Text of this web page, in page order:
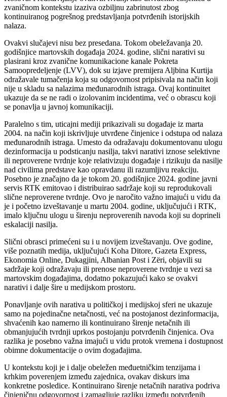
zvaničnom kontekstu izaziva ozbiljnu zabrinutost zbog
kontinuiranog pogrešnog predstavljanja potvrđenih istorijskih
nalaza.
Ovakvi slučajevi nisu bez presedana. Tokom obeležavanja 20.
godišnjice martovskih događaja 2024. godine, slični narativi su
plasirani kroz zvanične komunikacione kanale Pokreta
Samoopredeljenje (LVV), dok su izjave premijera Aljbina Kurtija
odražavale tumačenja koja su odgovornost pripisivala na način koji
nije u skladu sa nalazima međunarodnih istraga. Ovaj kontinuitet
ukazuje da se ne radi o izolovanim incidentima, već o obrascu koji
se ponavlja u javnoj komunikaciji.
Paralelno s tim, uticajni mediji prikazivali su događaje iz marta
2004. na način koji iskrivljuje utvrđene činjenice i odstupa od nalaza
međunarodnih istraga. Umesto da odražavaju dokumentovanu ulogu
dezinformacija u podsticanju nasilja, takvi narativi iznose selektivne
ili neproverene tvrdnje koje relativizuju događaje i rizikuju da nasilje
nad civilima predstave kao opravdanu ili razumljivu reakciju.
Posebno je značajno da je tokom 20. godišnjice 2024. godine javni
servis RTK emitovao i distribuirao sadržaje koji su reprodukovali
slične neproverene tvrdnje. Ovo je naročito važno imajući u vidu da
je i početno izveštavanje u martu 2004. godine, uključujući i RTK,
imalo ključnu ulogu u širenju neproverenih navoda koji su doprineli
eskalaciji nasilja.
Slični obrasci primećeni su i u novijem izveštavanju. Ove godine,
više poznatih medija, uključujući Koha Ditore, Gazeta Express,
Ekonomia Online, Dukagjini, Albanian Post i Zëri, objavili su
sadržaje koji odražavaju ili prenose neproverene tvrdnje u vezi sa
martovskim događajima, dodatno pokazujući kako se ovakvi
narativi i dalje šire u medijskom prostoru.
Ponavljanje ovih narativa u političkoj i medijskoj sferi ne ukazuje
samo na pojedinačne netačnosti, već na postojanost dezinformacija,
shvaćenih kao namerno ili kontinuirano širenje netačnih ili
obmanjujućih tvrdnji uprkos postojanju potvrđenih činjenica. Ova
razlika je posebno važna imajući u vidu protok vremena i dostupnost
obimne dokumentacije o ovim događajima.
U kontekstu koji je i dalje obeležen međuetničkim tenzijama i
krhkim poverenjem između zajednica, ovakav diskurs ima
konkretne posledice. Kontinuirano širenje netačnih narativa podriva
činjeničnu odgovornost i zamagljuje razliku između potvrđenih